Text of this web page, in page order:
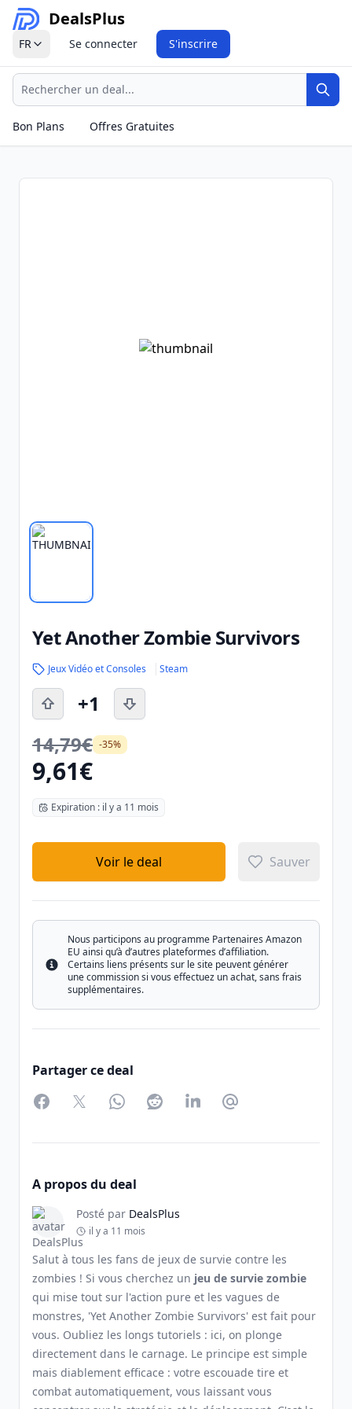
DealsPlus
FR Se connecter S'inscrire
Recherche
Bon Plans
Offres Gratuites
Yet Another Zombie Survivors
Jeux Vidéo et Consoles Steam
+1
14,79€ -35%
9,61€
Expiration : il y a 11 mois
Voir le deal Sauver
Info
Nous participons au programme Partenaires Amazon
EU ainsi qu’à d’autres plateformes d’affiliation.
Certains liens présents sur le site peuvent générer
une commission si vous effectuez un achat, sans frais
supplémentaires.
Partager ce deal
FacebookTwitterWhatsAppRedditLinkedInPartager par Email
A propos du deal
Posté par DealsPlus
il y a 11 mois
Salut à tous les fans de jeux de survie contre les
zombies ! Si vous cherchez un jeu de survie zombie
qui mise tout sur l'action pure et les vagues de
monstres, 'Yet Another Zombie Survivors' est fait pour
vous. Oubliez les longs tutoriels : ici, on plonge
directement dans le carnage. Le principe est simple
mais diablement efficace : votre escouade tire et
combat automatiquement, vous laissant vous